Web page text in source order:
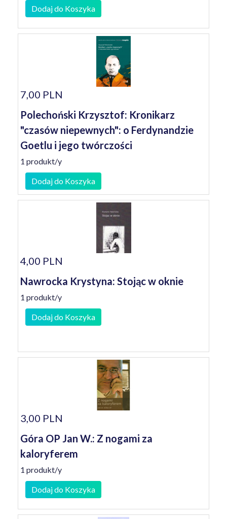
Dodaj do Koszyka
7,00 PLN
Polechoński Krzysztof: Kronikarz
"czasów niepewnych": o Ferdynandzie
Goetlu i jego twórczości
1 produkt/y
Dodaj do Koszyka
4,00 PLN
Nawrocka Krystyna: Stojąc w oknie
1 produkt/y
Dodaj do Koszyka
3,00 PLN
Góra OP Jan W.: Z nogami za
kaloryferem
1 produkt/y
Dodaj do Koszyka